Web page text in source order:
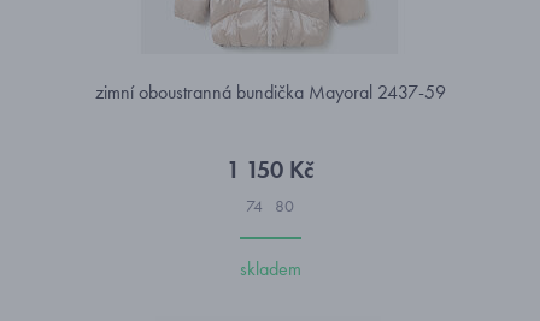
zimní oboustranná bundička Mayoral 2437-59
1 150 Kč
74 80
skladem